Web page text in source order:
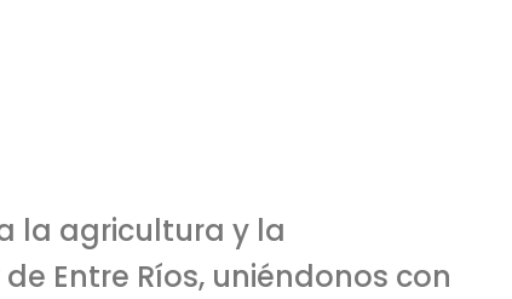
la agricultura y la
Entre Ríos, uniéndonos con